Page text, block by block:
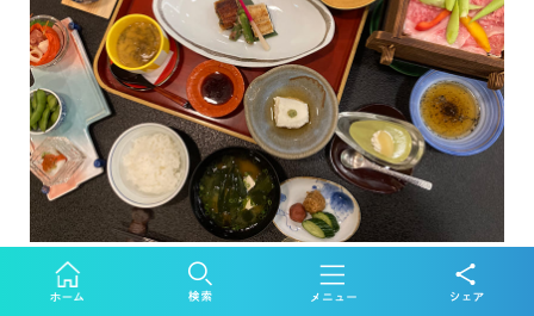
丁寧につくられたお夕食、満腹！